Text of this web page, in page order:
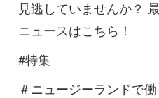
見逃していませんか？
ニュースはこちら！
#特集
＃ニュージーランドで